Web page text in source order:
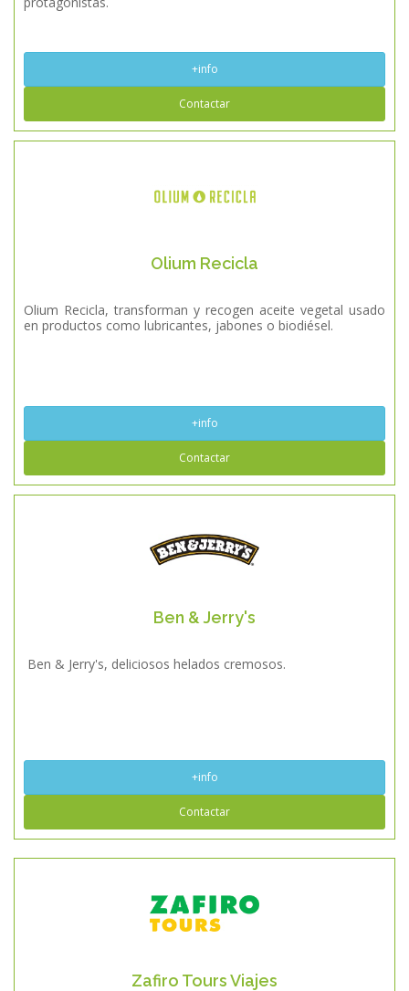
+info
Contactar
Olium Recicla
Olium Recicla, transforman y recogen aceite vegetal usado
en productos como lubricantes, jabones o biodiésel.
+info
Contactar
Ben & Jerry's
Ben & Jerry's, deliciosos helados cremosos.
+info
Contactar
Zafiro Tours Viajes